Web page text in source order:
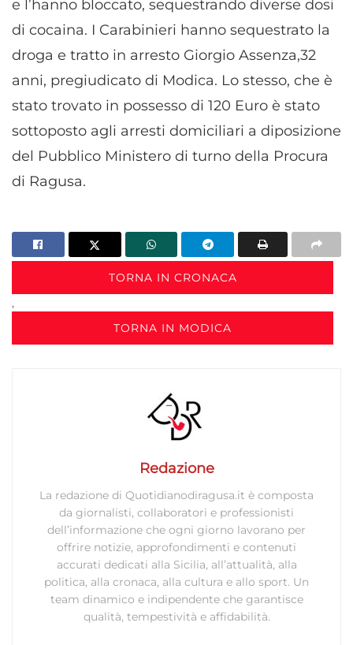
e l’hanno bloccato, sequestrando diverse dosi
di cocaina. I Carabinieri hanno sequestrato la
droga e tratto in arresto Giorgio Assenza,32
anni, pregiudicato di Modica. Lo stesso, che è
stato trovato in possesso di 120 Euro è stato
sottoposto agli arresti domiciliari a diposizione
del Pubblico Ministero di turno della Procura
di Ragusa.
TORNA IN CRONACA
,
TORNA IN MODICA
Redazione
La redazione di Quotidianodiragusa.it è composta
da giornalisti, collaboratori e professionisti
dell’informazione che ogni giorno lavorano per
offrire notizie, approfondimenti e contenuti
accurati dedicati alla Sicilia, all’attualità, alla
politica, alla cronaca, alla cultura e allo sport. Un
team dinamico e indipendente che garantisce
qualità, tempestività e affidabilità.